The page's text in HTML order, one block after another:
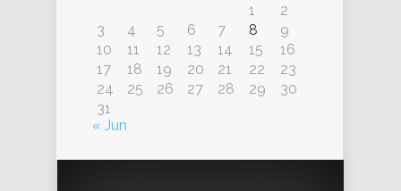
1
2
3
4 5 6 7 8
9
10
11 12 13 14 15
16
17
18 19 20 21 22
23
24
25 26 27 28 29
30
31
« Jun